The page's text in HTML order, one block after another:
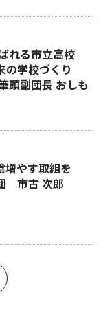
れる市立高校
の学校づくり
頭副団長 おしも
増やす取組を
市古 次郎